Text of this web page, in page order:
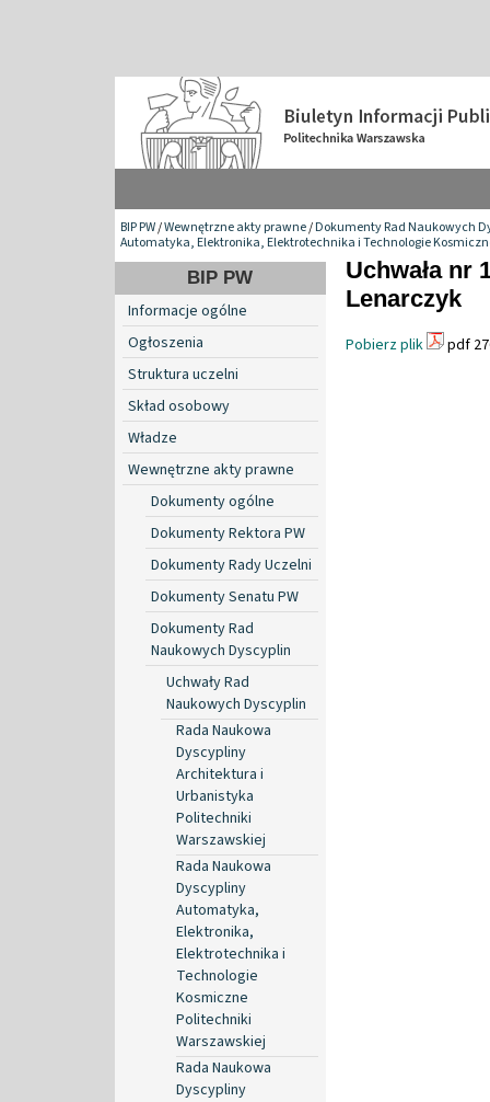
BIP PW/Wewnętrzne akty prawne/Dokumenty Rad Naukowych
Automatyka, Elektronika, Elektrotechnika i Technologie
BIP PW
Informacje ogólne
Ogłoszenia
Struktura uczelni
Skład osobowy
Władze
Wewnętrzne akty prawne
Dokumenty ogólne
Dokumenty Rektora PW
Dokumenty Rady Uczelni
Dokumenty Senatu PW
Dokumenty Rad
Naukowych Dyscyplin
Uchwały Rad
Naukowych Dyscyplin
Rada Naukowa
Dyscypliny
Architektura i
Urbanistyka
Politechniki
Warszawskiej
Rada Naukowa
Dyscypliny
Automatyka,
Elektronika,
Elektrotechnika i
Technologie
Kosmiczne
Politechniki
Warszawskiej
Rada Naukowa
Dyscypliny
Uchwała nr
Lenarczyk
Pobierz plik pdf